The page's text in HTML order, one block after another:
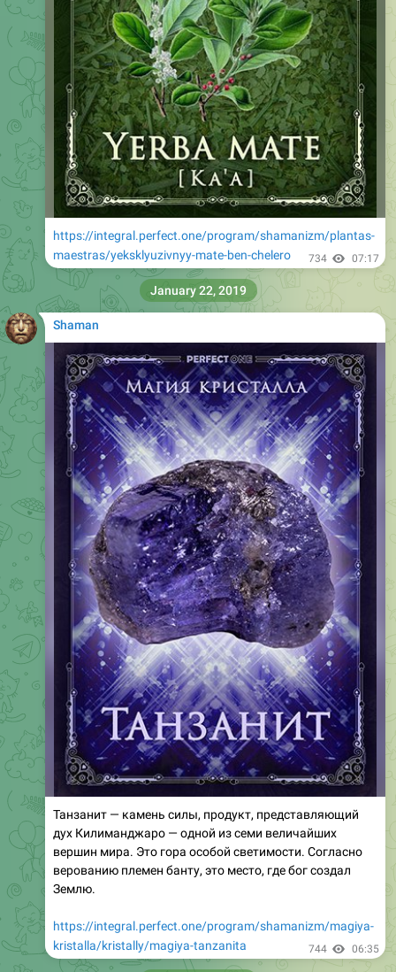
https://integral.perfect.one/program/shamanizm/plantas-
maestras/yeksklyuzivnyy-mate-ben-chelero
734 07:17
Shaman
Танзанит — камень силы, продукт, представляющий
дух Килиманджаро — одной из семи величайших
вершин мира. Это гора особой светимости. Согласно
верованию племен банту, это место, где бог создал
Землю.
https://integral.perfect.one/program/shamanizm/magiya-
kristalla/kristally/magiya-tanzanita
744 06:35
January 22, 2019